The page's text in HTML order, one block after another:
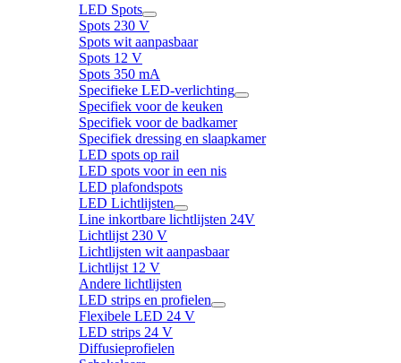
LED Spots
Spots 230 V
Spots wit aanpasbaar
Spots 12 V
Spots 350 mA
Specifieke LED-verlichting
Specifiek voor de keuken
Specifiek voor de badkamer
Specifiek dressing en slaapkamer
LED spots op rail
LED spots voor in een nis
LED plafondspots
LED Lichtlijsten
Line inkortbare lichtlijsten 24V
Lichtlijst 230 V
Lichtlijsten wit aanpasbaar
Lichtlijst 12 V
Andere lichtlijsten
LED strips en profielen
Flexibele LED 24 V
LED strips 24 V
Diffusieprofielen